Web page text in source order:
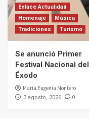
Enlace Actualidad
Homenaje
Música
Tradiciones
Turismo
Se anunció Primer
Festival Nacional del
Éxodo
Maria Eugenia Montero
3 agosto, 2026 0